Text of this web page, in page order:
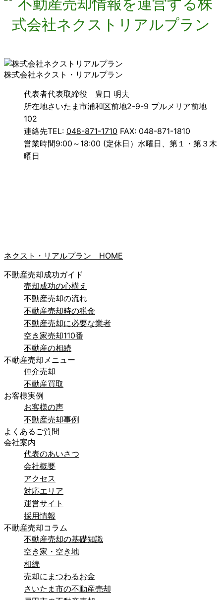
株式会社ネクスト・リアルプラン
代表者代表取締役 豊口 明夫
所在地さいたま市浦和区前地2-9-9 プルメリア前地
102
連絡先TEL: 048-871-1710 FAX: 048-871-1810
営業時間9:00～18:00 (定休日）水曜日、第１・第３木
曜日
ネクスト・リアルプラン HOME
不動産売却成功ガイド
売却成功の心構え
不動産売却の流れ
不動産売却時の税金
不動産売却に必要な業者
空き家売却110番
不動産の相続
不動産売却メニュー
仲介売却
不動産買取
お客様実例
お客様の声
不動産売却事例
よくあるご質問
会社案内
代表のあいさつ
会社概要
アクセス
対応エリア
運営サイト
採用情報
不動産売却コラム
不動産売却の基礎知識
空き家・空き地
相続
売却にまつわるお金
さいたま市の不動産売却